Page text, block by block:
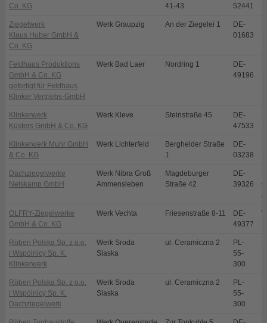
Co. KG
41-43
52441
Ziegelwerk
Klaus Huber GmbH &
Co. KG
Werk Graupzig An der Ziegelei 1
DE-
01683
Feldhaus Produktions
GmbH & Co. KG
gefertigt für Feldhaus
Klinker Vertriebs-GmbH
Werk Bad Laer Nordring 1
DE-
49196
Klinkerwerk
Küsters GmbH & Co. KG
Werk Kleve Steinstraße 45
DE-
47533
Klinkerwerk Muhr GmbH
& Co. KG
Werk Lichterfeld
Bergheider Straße
1
DE-
03238
Dachziegelwerke
Nelskamp GmbH
Werk Nibra Groß
Ammensleben
Magdeburger
Straße 42
DE-
39326
OLFRY-Ziegelwerke
GmbH & Co. KG
Werk Vechta Friesenstraße 8-11
DE-
49377
Röben Polska Sp. z o.o.
i Wspólnicy Sp. K.
Klinkerwerk
Werk Sroda
Slaska
ul. Ceramiczna 2
PL-
55-
300
Röben Polska Sp. z o.o.
i Wspólnicy Sp. K.
Dachziegelwerk
Werk Sroda
Slaska
ul. Ceramiczna 2
PL-
55-
300